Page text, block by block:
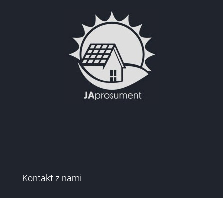
Kontakt z nami